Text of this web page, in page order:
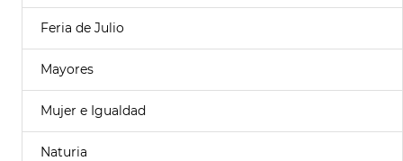
Feria de Julio
Mayores
Mujer e Igualdad
Naturia